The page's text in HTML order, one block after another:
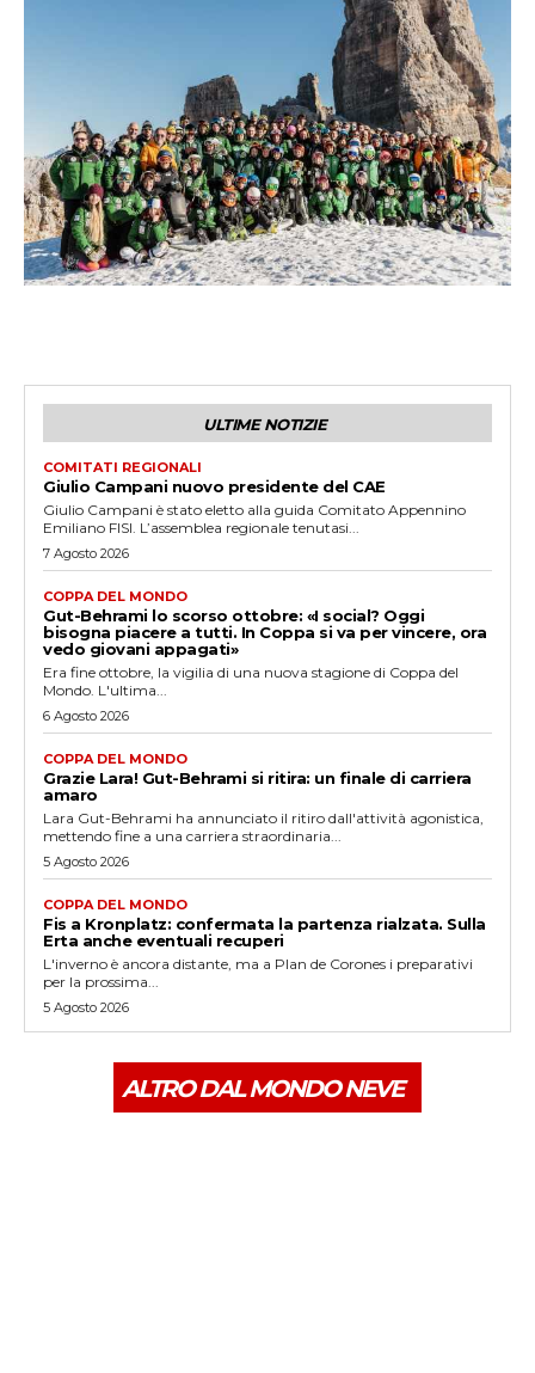
ULTIME NOTIZIE
COMITATI REGIONALI
Giulio Campani nuovo presidente del CAE
Giulio Campani è stato eletto alla guida Comitato Appennino
Emiliano FISI. L’assemblea regionale tenutasi...
7 Agosto 2026
COPPA DEL MONDO
Gut-Behrami lo scorso ottobre: «I social? Oggi
bisogna piacere a tutti. In Coppa si va per vincere, ora
vedo giovani appagati»
Era fine ottobre, la vigilia di una nuova stagione di Coppa del
Mondo. L'ultima...
6 Agosto 2026
COPPA DEL MONDO
Grazie Lara! Gut-Behrami si ritira: un finale di carriera
amaro
Lara Gut-Behrami ha annunciato il ritiro dall'attività agonistica,
mettendo fine a una carriera straordinaria...
5 Agosto 2026
COPPA DEL MONDO
Fis a Kronplatz: confermata la partenza rialzata. Sulla
Erta anche eventuali recuperi
L'inverno è ancora distante, ma a Plan de Corones i preparativi
per la prossima...
5 Agosto 2026
ALTRO DAL MONDO NEVE